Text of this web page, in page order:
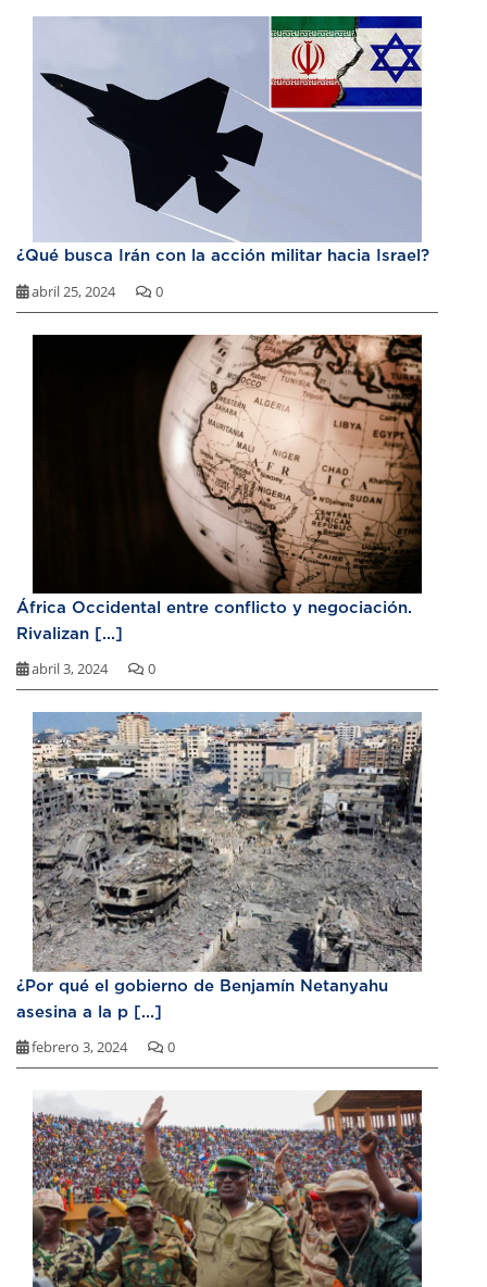
¿Qué busca Irán con la acción militar hacia Israel?
abril 25, 2024 0
África Occidental entre conflicto y negociación.
Rivalizan [...]
abril 3, 2024 0
¿Por qué el gobierno de Benjamín Netanyahu
asesina a la p [...]
febrero 3, 2024 0